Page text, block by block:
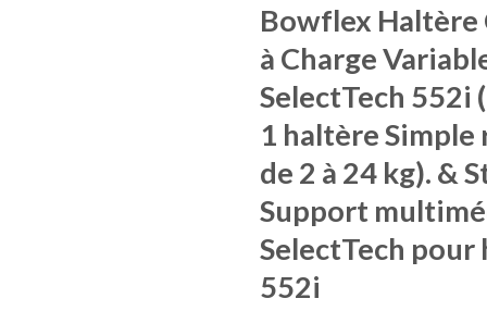
Bowflex Haltère
à Charge
SelectTech 552i
1 haltère Simple
de 2 à 24 kg). &
Support
SelectTech pour
552i